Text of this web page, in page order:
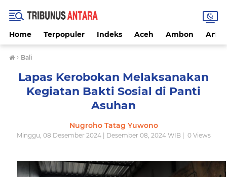
Home Terpopuler Indeks Aceh Ambon
› Bali
Lapas Kerobokan Melaksanakan
Kegiatan Bakti Sosial di Panti
Asuhan
Nugroho Tatag Yuwono
Minggu, 08 Desember 2024 | Desember 08, 2024 WIB | 0Views